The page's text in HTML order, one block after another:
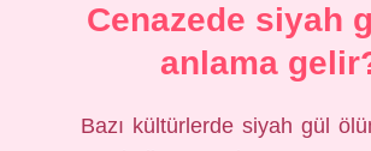
Cenazede siyah
anlama
Bazı kültürlerde siyah gül